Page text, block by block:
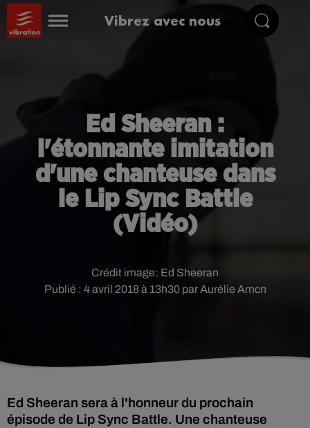
Vibrez avec nous
Ed Sheeran :
l'étonnante imitation
d'une chanteuse dans
le Lip Sync Battle
(Vidéo)
Publié : 4 avril 2018 à 13h30 par Aurélie Amcn
Crédit image: Ed Sheeran
Ed Sheeran sera à l'honneur du prochain
épisode de Lip Sync Battle. Une chanteuse